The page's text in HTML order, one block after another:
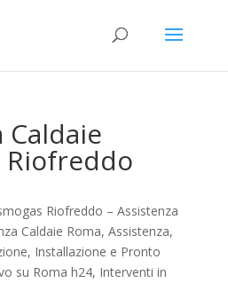
Caldaie
Riofreddo
Riofreddo – Assistenza
Caldaie Roma, Assistenza,
Installazione e Pronto
su Roma h24, Interventi in